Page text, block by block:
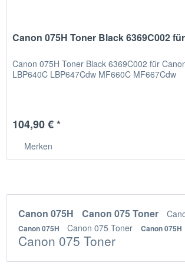
Canon 075H Toner Black 6369C002
Canon 075H Toner Black 6369C002 für
LBP640C LBP647Cdw MF660C MF667Cdw
104,90 € *
Merken
Canon 075H Canon 075 Toner
Canon 075H Canon 075 Toner Canon 075H
Canon 075 Toner